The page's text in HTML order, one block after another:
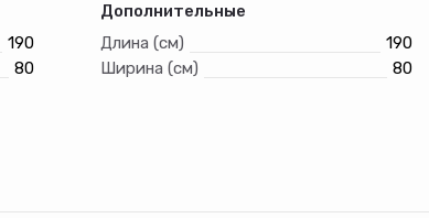
190
80
Дополнительные
Длина (см)
190
Ширина (см)
80